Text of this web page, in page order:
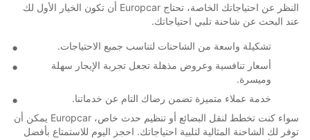
النظر عن احتياجاتك الخاصة، تحتاج Europcar أن تكون الخيار الأول لك
عند البحث عن شاحنة تلبي احتياجاتك.
تشكيلة واسعة من الشاحنات لتناسب جميع الاحتياجات.
أسعار تنافسية وعروض مذهلة تجعل تجربة الإيجار سهلة
وميسرة.
خدمة عملاء متميزة تضمن رضاك التام عن خدماتنا.
سواء كنت تخطط لنقل البضائع أو تنظيم حدث خاص، Europcar يمكن أن
توفر لك الشاحنة المثالية لتلبية احتياجاتك. احجز اليوم للاستمتاع بأفضل